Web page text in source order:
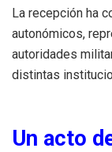
La recepción ha
autonómicos,
autoridades
distintas
Un acto